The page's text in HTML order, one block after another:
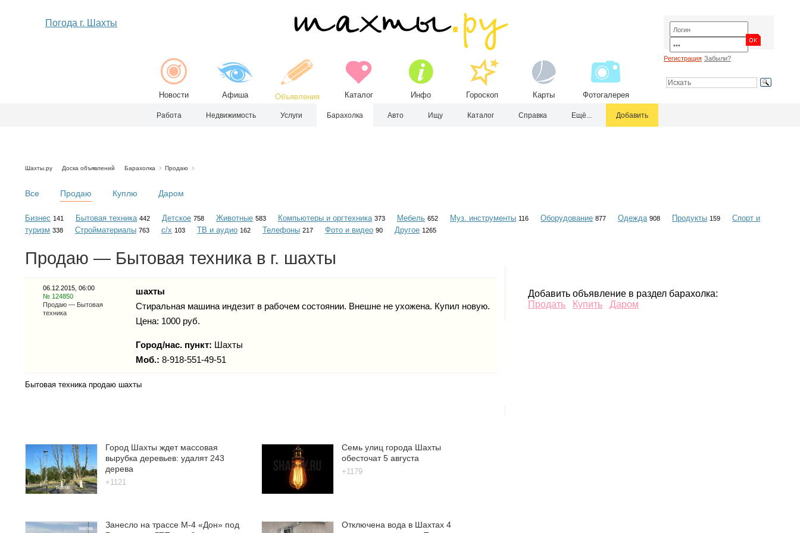
Погода г. Шахты
Новости Афиша Объявления Каталог Инфо Гороскоп Карты Фотогалерея
Регистрация Забыли?
Работа Недвижимость Услуги Барахолка Авто Ищу Каталог Справка Ещё... Добавить
Шахты.ру Доска объявлений Барахолка Продаю
Все Продаю Куплю Даром
Бизнес 141 Бытовая техника 442 Детское 758 Животные 583 Компьютеры и оргтехника 373 Мебель 652 Муз. инструменты 116 Оборудование 877 Одежда 908 Продукты 159
Спорт и
туризм 338 Стройматериалы 763 с/х 103 ТВ и аудио 162 Телефоны 217 Фото и видео 90 Другое 1265
Продаю — Бытовая техника в г. шахты
06.12.2015, 06:00
№ 124850
Продаю — Бытовая
техника
шахты
Стиральная машина индезит в рабочем состоянии. Внешне не ухожена. Купил новую.
Цена: 1000 руб.
Город/нас. пункт: Шахты
Моб.: 8-918-551-49-51
Бытовая техника продаю шахты
Добавить объявление в раздел барахолка:
Продать
Купить Даром
Город Шахты ждет массовая
вырубка деревьев: удалят 243
дерева
+1121
Семь улиц города Шахты
обесточат 5 августа
+1179
Занесло на трассе М-4 «Дон» под
Отключена вода в Шахтах 4